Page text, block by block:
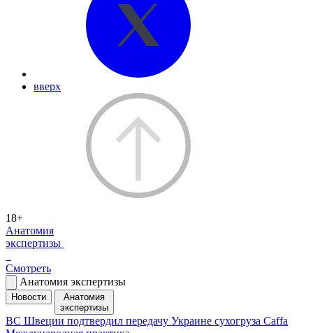
вверх
18+
Анатомия
экспертизы
Смотреть
Анатомия экспертизы
Новости
Анатомия
экспертизы
ВС Швеции подтвердил передачу Украине сухогруза Caffa